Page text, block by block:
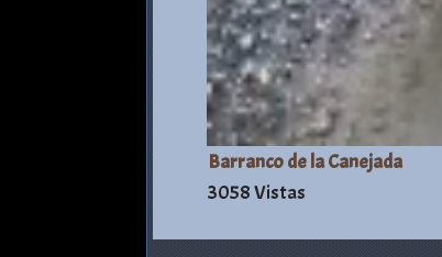
Barranco de la Canejada
3058 Vistas